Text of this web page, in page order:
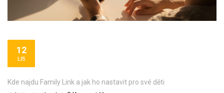
12
LIS
Kde najdu Family Link a jak ho nastavit pro své děti